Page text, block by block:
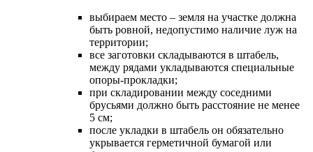
выбираем место – земля на участке должна
быть ровной, недопустимо наличие луж на
территории;
все заготовки складываются в штабель,
между рядами укладываются специальные
опоры-прокладки;
при складировании между соседними
брусьями должно быть расстояние не менее
5 см;
после укладки в штабель он обязательно
укрывается герметичной бумагой или